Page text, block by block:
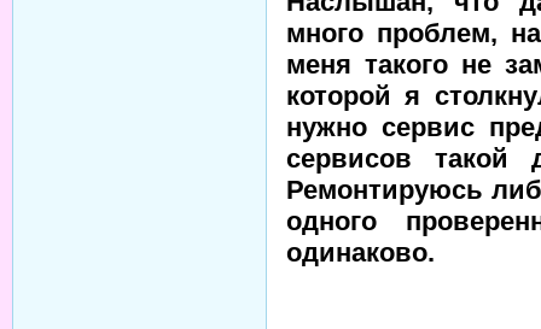
много проблем,
меня такого не
которой я
нужно сервис
сервисов такой
Ремонтируюсь
одного
одинаково.